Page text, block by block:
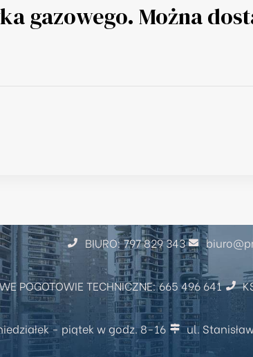
gazowego. Można
BIURO: 797 829 343
POGOTOWIE TECHNICZNE: 665 496 641
- piątek w godz. 8-16 ul.